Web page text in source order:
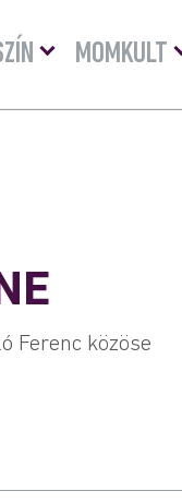
Menü
lenyitásaMOMKULT
Ferenc közöse